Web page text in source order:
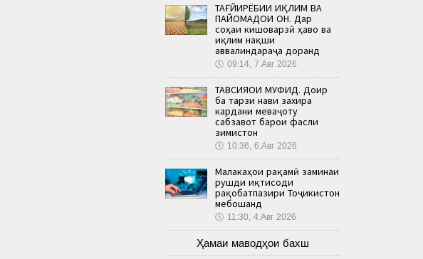
ТАҒЙИРЁБИИ ИҚЛИМ ВА
ПАЙОМАДҲОИ ОН. Дар
соҳаи кишоварзӣ ҳаво ва
иқлим нақши
аввалиндараҷа доранд
🕔 09:14, 7.Авг 2026
ТАВСИЯҲОИ МУФИД. Доир
ба тарзи нави захира
кардани меваҷоту
сабзавот барои фасли
зимистон
🕔 10:36, 6.Авг 2026
Малакаҳои рақамӣ заминаи
рушди иқтисоди
рақобатпазири Тоҷикистон
мебошанд
🕔 11:30, 4.Авг 2026
Ҳамаи маводҳои бахш